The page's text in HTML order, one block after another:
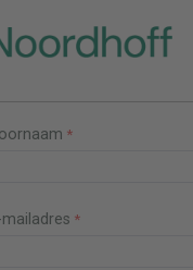
mailadres